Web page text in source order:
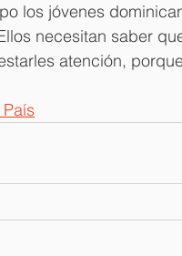
los jóvenes
necesitan saber
atención,
País